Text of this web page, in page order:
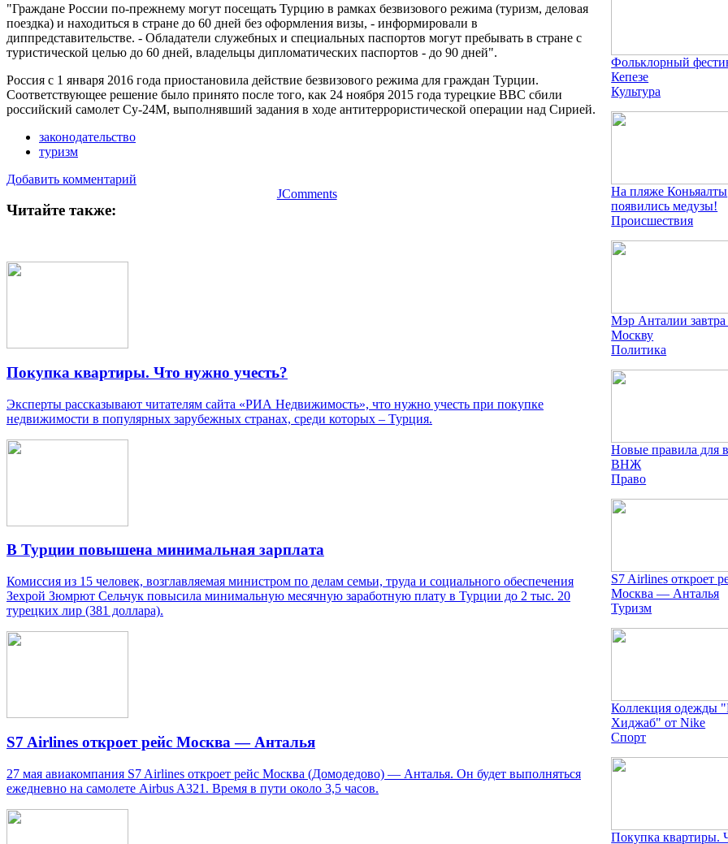
"Граждане России по-прежнему могут посещать Турцию в рамках безвизового режима (туризм, деловая
поездка) и находиться в стране до 60 дней без оформления визы, - информировали в
диппредставительстве. - Обладатели служебных и специальных паспортов могут пребывать в стране с
туристической целью до 60 дней, владельцы дипломатических паспортов - до 90 дней".
Россия с 1 января 2016 года приостановила действие безвизового режима для граждан Турции.
Соответствующее решение было принято после того, как 24 ноября 2015 года турецкие ВВС сбили
российский самолет Су-24М, выполнявший задания в ходе антитеррористической операции над Сирией.
законодательство
туризм
Добавить комментарий
JComments
Читайте также:
Покупка квартиры. Что нужно учесть?
Эксперты рассказывают читателям сайта «РИА Недвижимость», что нужно учесть при покупке
недвижимости в популярных зарубежных странах, среди которых – Турция.
В Турции повышена минимальная зарплата
Комиссия из 15 человек, возглавляемая министром по делам семьи, труда и социального обеспечения
Зехрой Зюмрют Сельчук повысила минимальную месячную заработную плату в Турции до 2 тыс. 20
турецких лир (381 доллара).
S7 Airlines откроет рейс Москва — Анталья
27 мая авиакомпания S7 Airlines откроет рейс Москва (Домодедово) — Анталья. Он будет выполняться
ежедневно на самолете Airbus A321. Время в пути около 3,5 часов.
Фольклорный
Кепезе
Культура
На пляже Коньяалты
появились медузы!
Происшествия
Мэр Анталии завтра
Москву
Политика
Новые правила для
ВНЖ
Право
S7 Airlines откроет
Москва — Анталья
Туризм
Коллекция одежды
Хиджаб" от Nike
Спорт
Покупка квартиры.